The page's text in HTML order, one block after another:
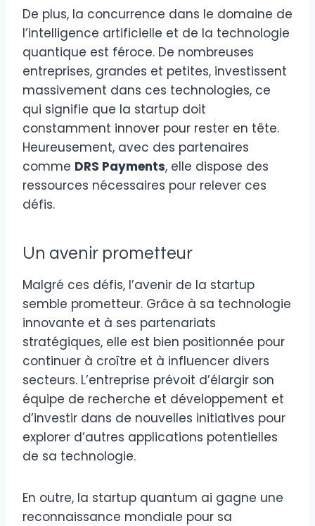
De plus, la concurrence dans le domaine de
l’intelligence artificielle et de la technologie
quantique est féroce. De nombreuses
entreprises, grandes et petites, investissent
massivement dans ces technologies, ce
qui signifie que la startup doit
constamment innover pour rester en tête.
Heureusement, avec des partenaires
comme DRS Payments, elle dispose des
ressources nécessaires pour relever ces
défis.
Un avenir prometteur
Malgré ces défis, l’avenir de la startup
semble prometteur. Grâce à sa technologie
innovante et à ses partenariats
stratégiques, elle est bien positionnée pour
continuer à croître et à influencer divers
secteurs. L’entreprise prévoit d’élargir son
équipe de recherche et développement et
d’investir dans de nouvelles initiatives pour
explorer d’autres applications potentielles
de sa technologie.
En outre, la startup quantum ai gagne une
reconnaissance mondiale pour sa